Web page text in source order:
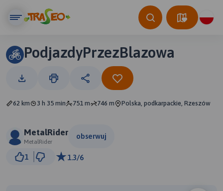
PodjazdyPrzezBlazowa
62 km 3 h 35 min 751 m 746 m Polska, podkarpackie, Rzeszów
MetalRider
MetalRider
obserwuj
1 1.3/6